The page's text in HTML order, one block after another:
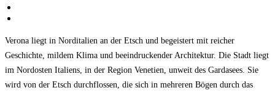
Verona liegt in Norditalien an der Etsch und begeistert mit reicher
Geschichte, mildem Klima und beeindruckender Architektur. Die Stadt liegt
im Nordosten Italiens, in der Region Venetien, unweit des Gardasees. Sie
wird von der Etsch durchflossen, die sich in mehreren Bögen durch das